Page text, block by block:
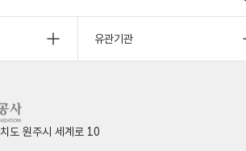
유관기관
도 원주시 세계로 10